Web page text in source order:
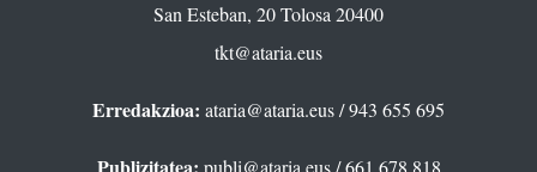
San Esteban, 20 Tolosa 20400
tkt@ataria.eus
Erredakzioa: ataria@ataria.eus/ 943 655 695
publi@ataria.eus/ 661 678 818